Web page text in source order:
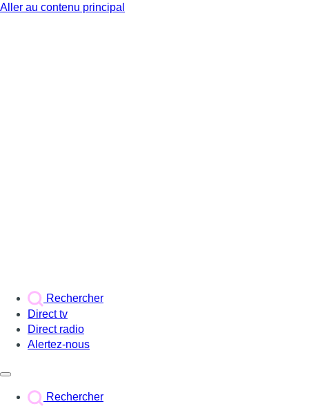
Aller au contenu principal
Rechercher
Direct tv
Direct radio
Alertez-nous
Rechercher